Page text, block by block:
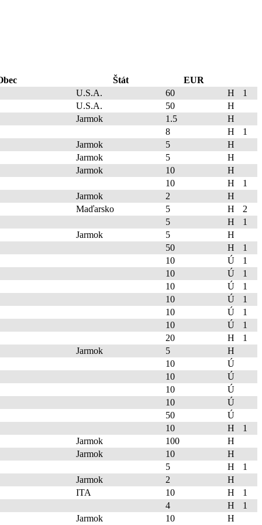
Štát
EUR
U.S.A.
60 H
1
U.S.A.
50
H
Jarmok
1.5
H
8
H
1
Jarmok
5
H
Jarmok
5
H
Jarmok
10
H
10
H
1
Jarmok
2
H
Maďarsko
5 H
2
5
H
1
Jarmok
5
H
50
H
1
10
Ú
1
10
Ú
1
10
Ú
1
10
Ú
1
10
Ú
1
10
Ú
1
20
H
1
Jarmok
5
H
10
Ú
10
Ú
10
Ú
10
Ú
50
Ú
10
H
1
Jarmok
100
H
Jarmok
10
H
5
H
1
Jarmok
2
H
ITA
10 H
1
4
H
1
Jarmok
10 H